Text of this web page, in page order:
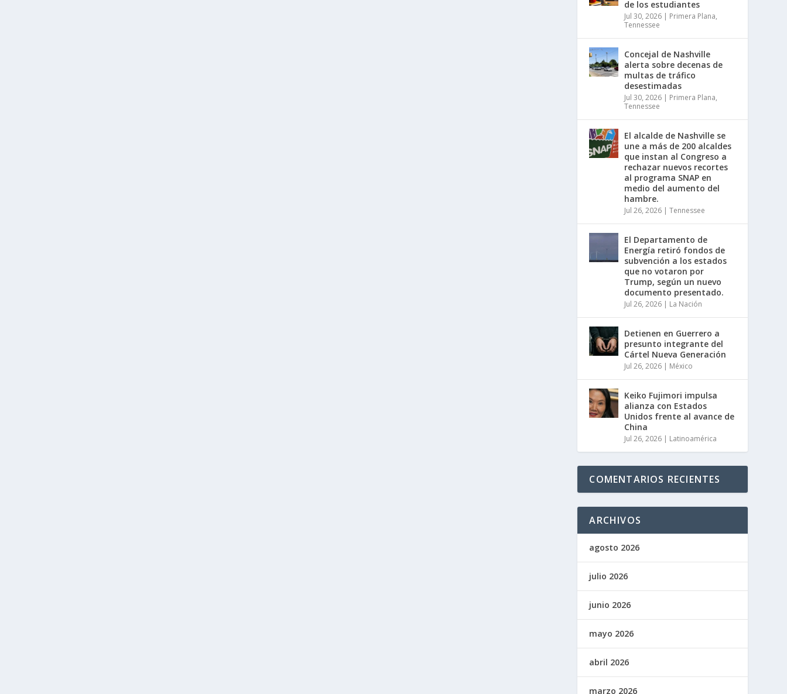
de los estudiantes
Jul 30, 2026 | Primera Plana,
Tennessee
Concejal de Nashville
alerta sobre decenas de
multas de tráfico
desestimadas
Jul 30, 2026 | Primera Plana,
Tennessee
El alcalde de Nashville se
une a más de 200 alcaldes
que instan al Congreso a
rechazar nuevos recortes
al programa SNAP en
medio del aumento del
hambre.
Jul 26, 2026 |Tennessee
El Departamento de
Energía retiró fondos de
subvención a los estados
que no votaron por
Trump, según un nuevo
documento presentado.
Jul 26, 2026 | La Nación
Detienen en Guerrero a
presunto integrante del
Cártel Nueva Generación
Jul 26, 2026 | México
Keiko Fujimori impulsa
alianza con Estados
Unidos frente al avance de
China
Jul 26, 2026 | Latinoamérica
COMENTARIOS RECIENTES
ARCHIVOS
agosto 2026
julio 2026
junio 2026
mayo 2026
abril 2026
marzo 2026